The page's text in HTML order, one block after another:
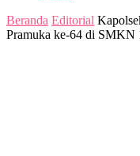
Beranda Editorial
Pramuka ke-64 di SMKN